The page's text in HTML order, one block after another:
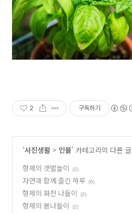
2 구독하기
'사진생활 > 인물' 카테고리의 다른 글
형제의 갯벌놀이
(2)
자연과 함께 즐긴 하루 (6)
형제의 화천 나들이 (2)
형제의 봄나들이 (2)